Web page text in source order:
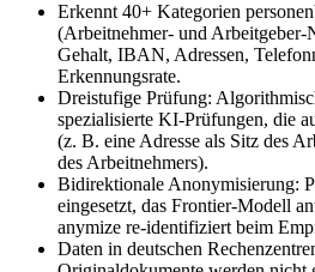
Erkennt 40+ Kategorien
(Arbeitnehmer- und Arbeitgeber-
Gehalt, IBAN, Adressen,
Erkennungsrate.
Dreistufige Prüfung:
spezialisierte KI-Prüfungen, die
(z. B. eine Adresse als Sitz des
des Arbeitnehmers).
Bidirektionale Anonymisierung:
eingesetzt, das Frontier-Modell
anymize re-identifiziert beim
Daten in deutschen